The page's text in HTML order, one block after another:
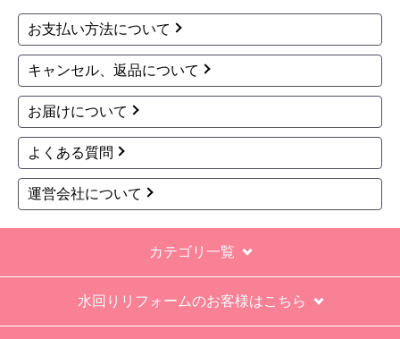
なにかも分からない。少々不安である。
工事後は、初期設定や取り扱いの説明もなく、慌
てて引き上げる感じ。
保障期間の説明もHPとは違った。８年保証にして
いるがメーカー保証が３年追加になり１１年と説
明があった。HPにはメーカー保証期間も８年に含
むとなっていたが、どちらが正しいか分からな
が悪かったが室外機の荷揚げを手伝った。もし、
客先が高齢の女性だったらどうしたのか疑問。
お支払い方法について
キャンセル、返品について
お届けについて
よくある質問
運営会社について
カテゴリ一覧
水回りリフォームのお客様はこちら